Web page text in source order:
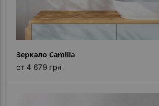
Зеркало Camilla
от 4 679 грн